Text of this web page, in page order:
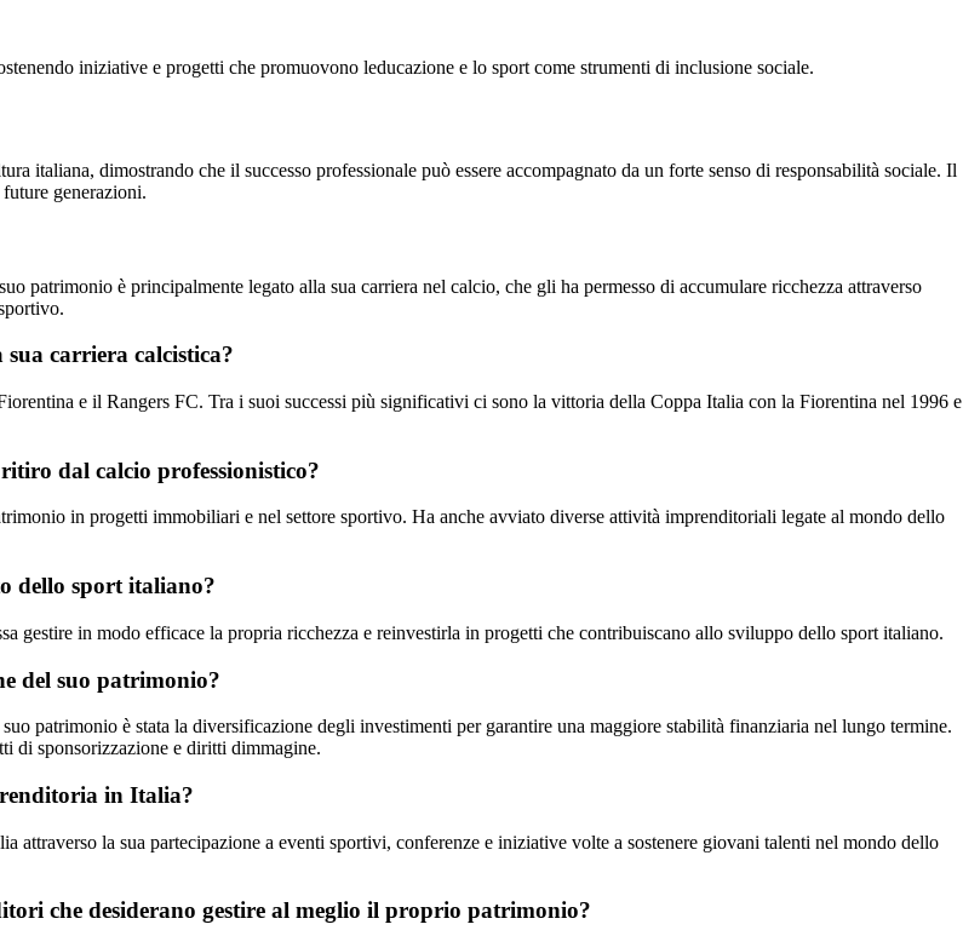
iniziative e progetti che promuovono leducazione e lo sport come strumenti di inclusione sociale.
italiana, dimostrando che il successo professionale può essere accompagnato da un forte senso di responsabilità sociale. Il
generazioni.
patrimonio è principalmente legato alla sua carriera nel calcio, che gli ha permesso di accumulare ricchezza attraverso
carriera calcistica?
e il Rangers FC. Tra i suoi successi più significativi ci sono la vittoria della Coppa Italia con la Fiorentina nel 1996 e
dal calcio professionistico?
in progetti immobiliari e nel settore sportivo. Ha anche avviato diverse attività imprenditoriali legate al mondo dello
dello sport italiano?
gestire in modo efficace la propria ricchezza e reinvestirla in progetti che contribuiscano allo sviluppo dello sport italiano.
del suo patrimonio?
patrimonio è stata la diversificazione degli investimenti per garantire una maggiore stabilità finanziaria nel lungo termine.
di sponsorizzazione e diritti dimmagine.
in Italia?
la sua partecipazione a eventi sportivi, conferenze e iniziative volte a sostenere giovani talenti nel mondo dello
che desiderano gestire al meglio il proprio patrimonio?